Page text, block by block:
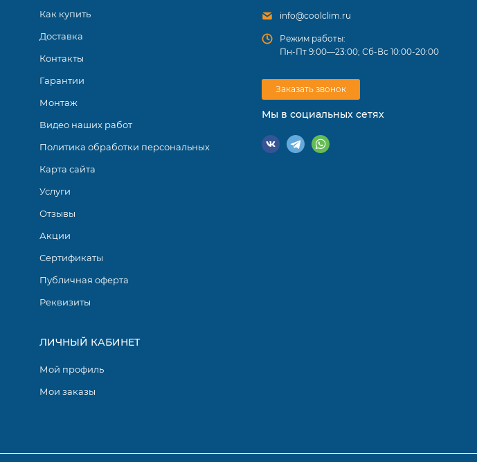
Как купить
Доставка
Контакты
Гарантии
Монтаж
Видео наших работ
Политика обработки персональных
Карта сайта
Услуги
Отзывы
Акции
Сертификаты
Публичная оферта
Реквизиты
ЛИЧНЫЙ КАБИНЕТ
Мой профиль
Мои заказы
info@coolclim.ru
Режим работы:
Пн-Пт 9:00—23:00; Сб-Вс 10:00-20:00
Заказать звонок
Мы в социальных сетях